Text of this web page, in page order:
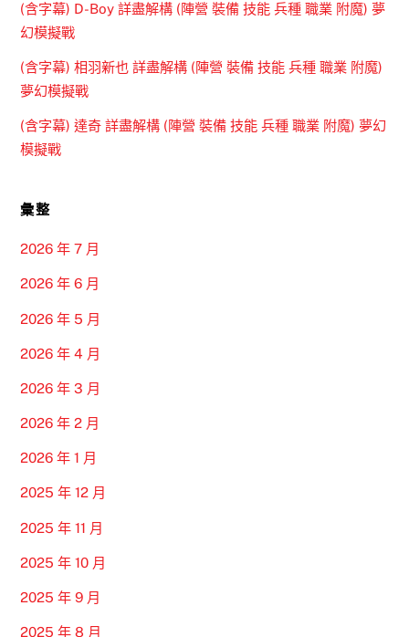
(含字幕) D-Boy 詳盡解構 (陣營 裝備 技能 兵種 職業 附魔) 夢
幻模擬戰
(含字幕) 相羽新也 詳盡解構 (陣營 裝備 技能 兵種 職業 附魔)
夢幻模擬戰
(含字幕) 達奇 詳盡解構 (陣營 裝備 技能 兵種 職業 附魔) 夢幻
模擬戰
彙整
2026 年 7 月
2026 年 6 月
2026 年 5 月
2026 年 4 月
2026 年 3 月
2026 年 2 月
2026 年 1 月
2025 年 12 月
2025 年 11 月
2025 年 10 月
2025 年 9 月
2025 年 8 月